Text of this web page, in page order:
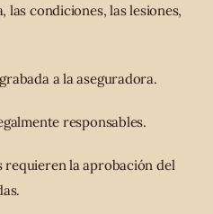
las condiciones, las lesiones,
a la aseguradora.
responsables.
requieren la aprobación del